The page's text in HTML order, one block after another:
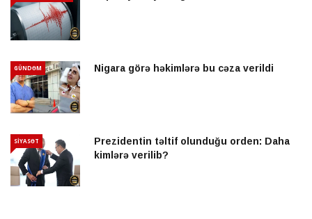
GÜNDƏM Nigara görə həkimlərə bu cəza verildi
SİYASƏT
Prezidentin təltif olunduğu orden: Daha
kimlərə verilib?